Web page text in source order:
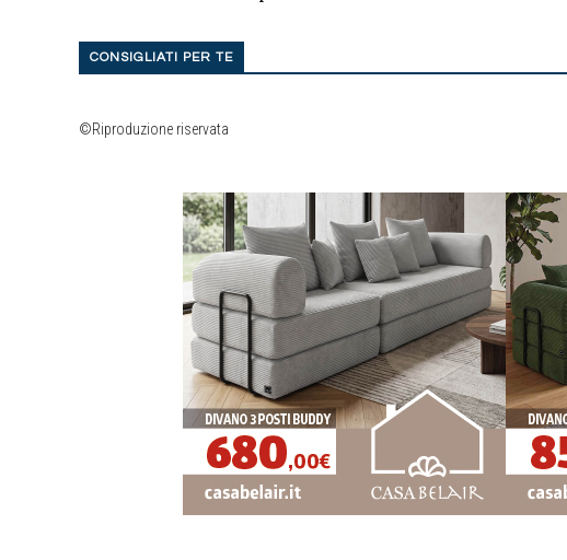
CONSIGLIATI PER TE
©Riproduzione riservata